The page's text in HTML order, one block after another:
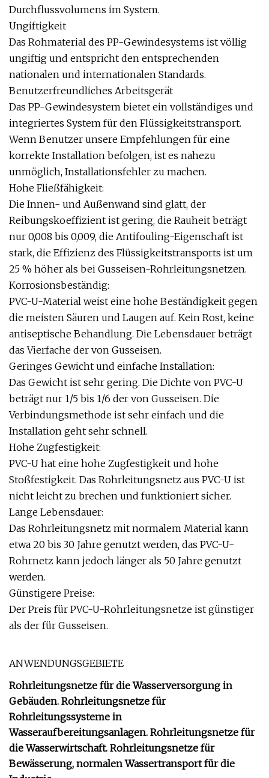
Durchflussvolumens im System.
Ungiftigkeit
Das Rohmaterial des PP-Gewindesystems ist völlig
ungiftig und entspricht den entsprechenden
nationalen und internationalen Standards.
Benutzerfreundliches Arbeitsgerät
Das PP-Gewindesystem bietet ein vollständiges und
integriertes System für den Flüssigkeitstransport.
Wenn Benutzer unsere Empfehlungen für eine
korrekte Installation befolgen, ist es nahezu
unmöglich, Installationsfehler zu machen.
Hohe Fließfähigkeit:
Die Innen- und Außenwand sind glatt, der
Reibungskoeffizient ist gering, die Rauheit beträgt
nur 0,008 bis 0,009, die Antifouling-Eigenschaft ist
stark, die Effizienz des Flüssigkeitstransports ist um
25 % höher als bei Gusseisen-Rohrleitungsnetzen.
Korrosionsbeständig:
PVC-U-Material weist eine hohe Beständigkeit gegen
die meisten Säuren und Laugen auf. Kein Rost, keine
antiseptische Behandlung. Die Lebensdauer beträgt
das Vierfache der von Gusseisen.
Geringes Gewicht und einfache Installation:
Das Gewicht ist sehr gering. Die Dichte von PVC-U
beträgt nur 1/5 bis 1/6 der von Gusseisen. Die
Verbindungsmethode ist sehr einfach und die
Installation geht sehr schnell.
Hohe Zugfestigkeit:
PVC-U hat eine hohe Zugfestigkeit und hohe
Stoßfestigkeit. Das Rohrleitungsnetz aus PVC-U ist
nicht leicht zu brechen und funktioniert sicher.
Lange Lebensdauer:
Das Rohrleitungsnetz mit normalem Material kann
etwa 20 bis 30 Jahre genutzt werden, das PVC-U-
Rohrnetz kann jedoch länger als 50 Jahre genutzt
werden.
Günstigere Preise:
Der Preis für PVC-U-Rohrleitungsnetze ist günstiger
als der für Gusseisen.
ANWENDUNGSGEBIETE
Rohrleitungsnetze für die Wasserversorgung in
Gebäuden. Rohrleitungsnetze für
Rohrleitungssysteme in
Wasseraufbereitungsanlagen. Rohrleitungsnetze für
die Wasserwirtschaft. Rohrleitungsnetze für
Bewässerung, normalen Wassertransport für die